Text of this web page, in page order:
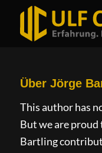
Über Jörge
This author has
But we are proud
Bartling